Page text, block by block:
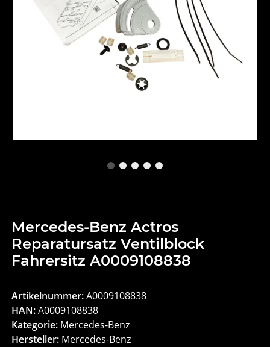
Mercedes-Benz Actros
Reparatursatz Ventilblock
Fahrersitz A0009108838
Artikelnummer:A0009108838
HAN:A0009108838
Kategorie: Mercedes-Benz
Hersteller: Mercedes-Benz